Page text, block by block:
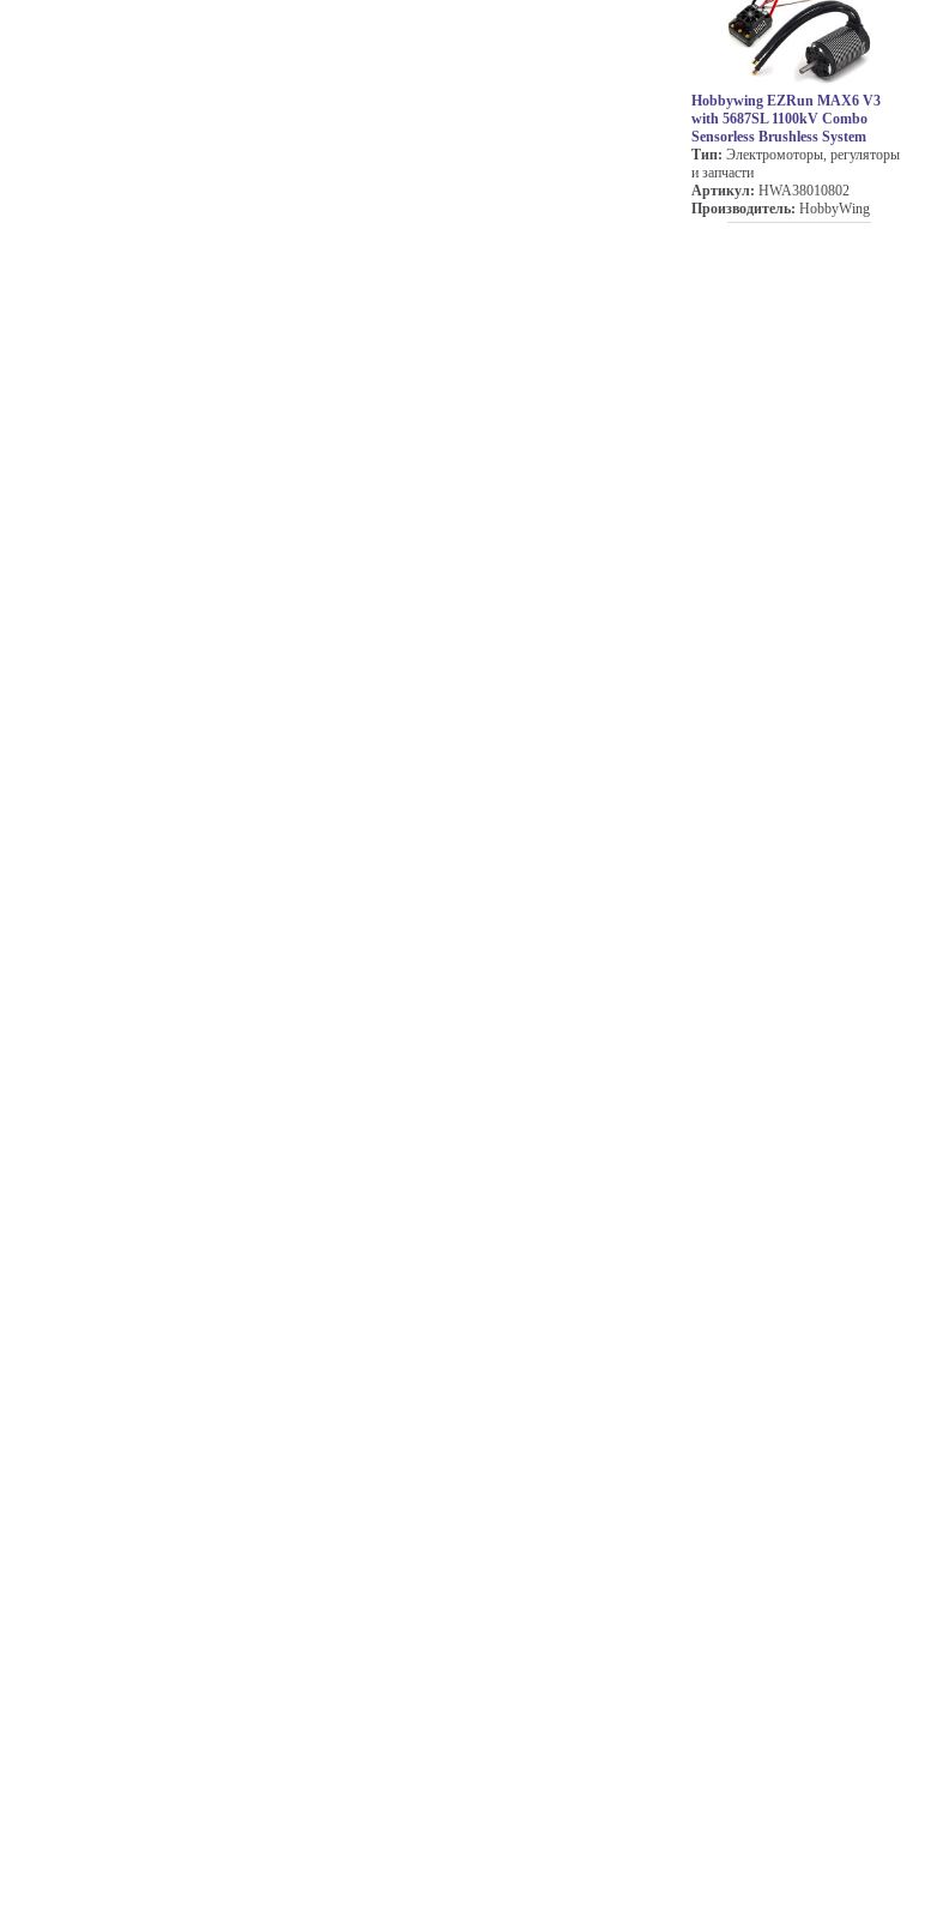
Hobbywing EZRun MAX6 V3
with 5687SL 1100kV Combo
Sensorless Brushless System
Тип: Электромоторы, регуляторы
и запчасти
Артикул: HWA38010802
Производитель: HobbyWing